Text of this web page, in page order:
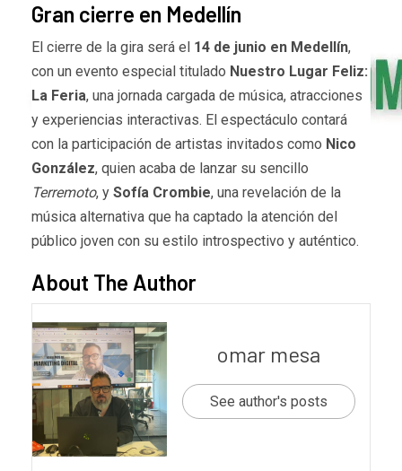
Gran cierre en Medellín
El cierre de la gira será el 14 de junio en Medellín,
con un evento especial titulado Nuestro Lugar Feliz:
La Feria, una jornada cargada de música, atracciones
y experiencias interactivas. El espectáculo contará
con la participación de artistas invitados como Nico
González, quien acaba de lanzar su sencillo
Terremoto, y Sofía Crombie, una revelación de la
música alternativa que ha captado la atención del
público joven con su estilo introspectivo y auténtico.
About The Author
omar mesa
See author's posts